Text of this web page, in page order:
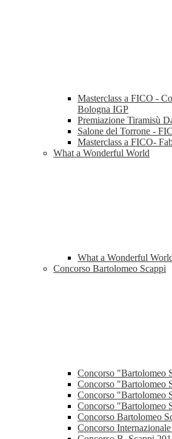
Masterclass a FICO -
Bologna IGP
Premiazione Tiramisù
Salone del Torrone -
Masterclass a FICO-
What a Wonderful World
What a Wonderful
Concorso Bartolomeo Scappi
Concorso "Bartolomeo
Concorso "Bartolomeo
Concorso "Bartolomeo
Concorso "Bartolomeo
Concorso Bartolomeo
Concorso